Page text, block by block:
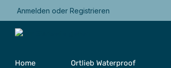
Hauptnavigation springen
Anmelden oder Registrieren
Home Ortlieb Waterproof